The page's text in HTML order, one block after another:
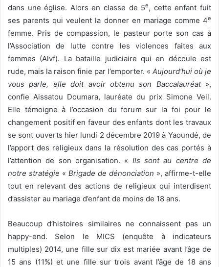
u
r
e
l
dans une église. Alors en classe de 5e, cette enfant fuit
ses parents qui veulent la donner en mariage comme 4e
femme. Pris de compassion, le pasteur porte son cas à
l’Association de lutte contre les violences faites aux
femmes (Alvf). La bataille judiciaire qui en découle est
rude, mais la raison finie par l’emporter. « Aujourd’hui où je
vous parle, elle doit avoir obtenu son Baccalauréat »,
confie Aissatou Doumara, lauréate du prix Simone Veil.
Elle témoigne à l’occasion du forum sur la foi pour le
changement positif en faveur des enfants dont les travaux
se sont ouverts hier lundi 2 décembre 2019 à Yaoundé, de
l’apport des religieux dans la résolution des cas portés à
l’attention de son organisation. « Ils sont au centre de
notre stratégie « Brigade de dénonciation », affirme-t-elle
tout en relevant des actions de religieux qui interdisent
d’assister au mariage d’enfant de moins de 18 ans.
Beaucoup d’histoires similaires ne connaissent pas un
happy-end. Selon le MICS (enquête à indicateurs
multiples) 2014, une fille sur dix est mariée avant l’âge de
15 ans (11%) et une fille sur trois avant l’âge de 18 ans